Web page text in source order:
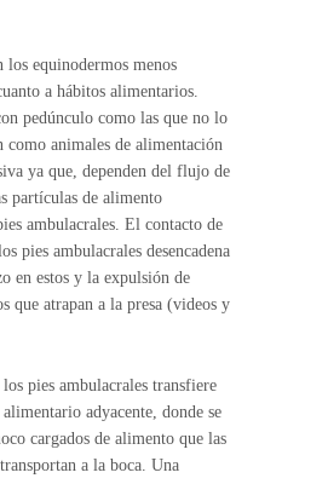
los equinodermos menos
a hábitos alimentarios.
pedúnculo como las que no lo
como animales de alimentación
ya que, dependen del flujo de
partículas de alimento
ambulacrales. El contacto de
pies ambulacrales desencadena
en estos y la expulsión de
que atrapan a la presa (videos y
pies ambulacrales transfiere
adyacente, donde se
cargados de alimento que las
a la boca. Una